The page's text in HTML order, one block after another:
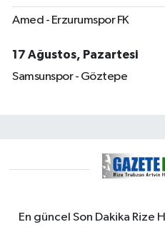
Amed - Erzurumspor FK
17 Ağustos, Pazartesi
Samsunspor - Göztepe
En güncel Son Dakika